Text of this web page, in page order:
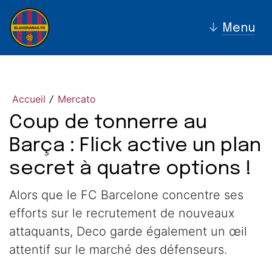
↓ Menu
Accueil / Mercato
Coup de tonnerre au
Barça : Flick active un plan
secret à quatre options !
Alors que le FC Barcelone concentre ses
efforts sur le recrutement de nouveaux
attaquants, Deco garde également un œil
attentif sur le marché des défenseurs.